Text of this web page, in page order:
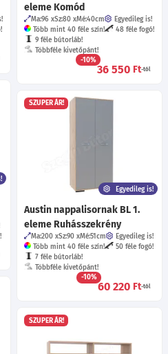
eleme Komód
Ma:96 Sz:80 Mé:40cm
Egyedileg is!
Több mint 40 féle szín!
48 féle fogó!
9 féle bútorláb!
Többféle kivetőpánt!
-10%
36 550 Ft-tól
SZUPER ÁR!
Egyedileg is!
Austin nappalisornak BL 1.
eleme Ruhásszekrény
Ma:200 Sz:90 Mé:51cm
Egyedileg is!
Több mint 40 féle szín!
50 féle fogó!
7 féle bútorláb!
Többféle kivetőpánt!
-10%
60 220 Ft-tól
SZUPER ÁR!